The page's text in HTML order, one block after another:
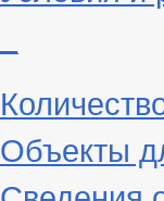
Объекты